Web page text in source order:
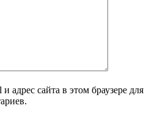
адрес сайта в этом браузере для